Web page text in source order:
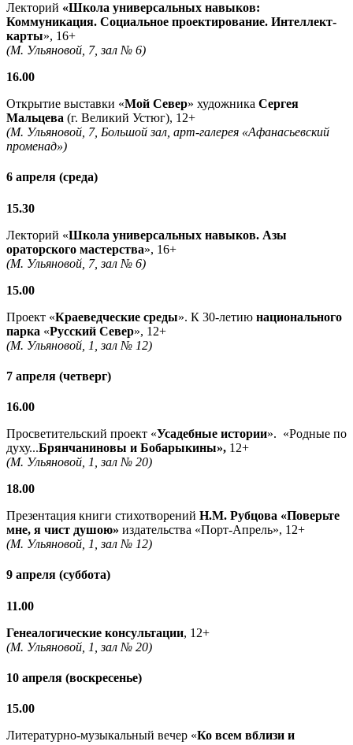
Лекторий «Школа универсальных навыков:
Коммуникация. Социальное проектирование. Интеллект-
карты», 16+
(М. Ульяновой, 7, зал № 6)
16.00
Открытие выставки «Мой Север» художника Сергея
Мальцева (г. Великий Устюг), 12+
(М. Ульяновой, 7, Большой зал, арт-галерея «Афанасьевский
променад»)
6 апреля (среда)
15.30
Лекторий «Школа универсальных навыков. Азы
ораторского мастерства», 16+
(М. Ульяновой, 7, зал № 6)
15.00
Проект «Краеведческие среды». К 30-летию национального
парка «Русский Север», 12+
(М. Ульяновой, 1, зал № 12)
7 апреля (четверг)
16.00
Просветительский проект «Усадебные истории». «Родные по
духу...Брянчаниновы и Бобарыкины», 12+
(М. Ульяновой, 1, зал № 20)
18.00
Презентация книги стихотворений Н.М. Рубцова «Поверьте
мне, я чист душою» издательства «Порт-Апрель», 12+
(М. Ульяновой, 1, зал № 12)
9 апреля (суббота)
11.00
Генеалогические консультации, 12+
(М. Ульяновой, 1, зал № 20)
10 апреля (воскресенье)
15.00
Литературно-музыкальный вечер «Ко всем вблизи и